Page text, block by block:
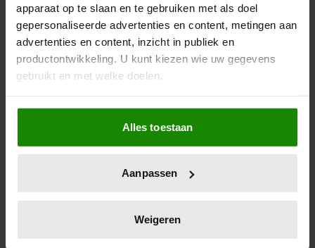
apparaat op te slaan en te gebruiken met als doel
gepersonaliseerde advertenties en content, metingen aan
advertenties en content, inzicht in publiek en
productontwikkeling. U kunt kiezen wie uw gegevens
gebruikt en met welke doelen.
Als u het toestaat, willen we ook graag:
Informatie verzamelen over uw geografische
locatie, die tot een paar meter nauwkeurig kan zijn
scannen op specifieke eigenschappen (fingerprinting)
verwerkt en stel uw voorkeuren in het
Alles toestaan
Aanpassen
Weigeren